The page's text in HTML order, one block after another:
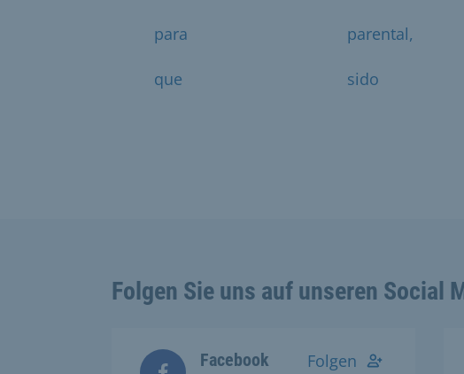
para parental,
que sido
Folgen Sie uns auf unseren Social
Facebook Folgen